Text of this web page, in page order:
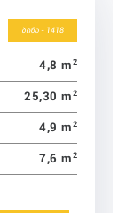
ბინა - 1418
4,8 m 2
25,30 m 2
4,9 m 2
7,6 m 2